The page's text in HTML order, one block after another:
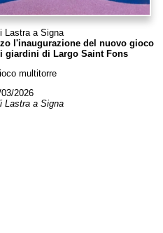
Lastra a Signa
l'inaugurazione del nuovo gioco
giardini di Largo Saint Fons
multitorre
2026
Lastra a Signa